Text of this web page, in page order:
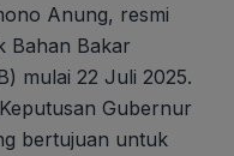
Anung, resmi
Bahan Bakar
mulai 22 Juli 2025.
Gubernur
bertujuan untuk